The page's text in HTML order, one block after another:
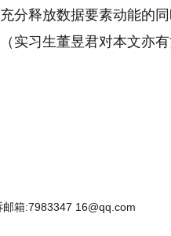
分释放数据要素动能的
实习生董昱君对本文亦有
箱:7983347 16@qq.com